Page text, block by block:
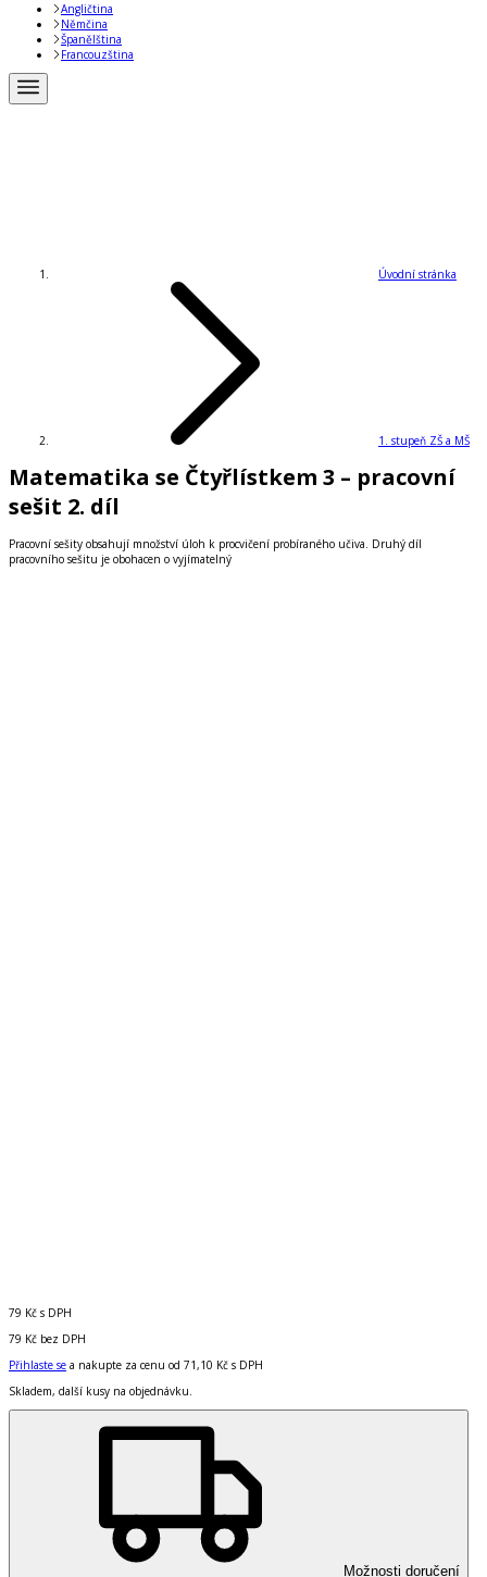
Angličtina
Němčina
Španělština
Francouzština
Úvodní stránka
1. stupeň ZŠ a MŠ
Matematika se Čtyřlístkem 3 – pracovní
sešit 2. díl
Pracovní sešity obsahují množství úloh k procvičení probíraného učiva. Druhý díl
pracovního sešitu je obohacen o vyjímatelný
79 Kč s DPH
79 Kč bez DPH
Přihlaste se a nakupte za cenu od 71,10 Kč s DPH
Skladem, další kusy na objednávku.
Možnosti doručení